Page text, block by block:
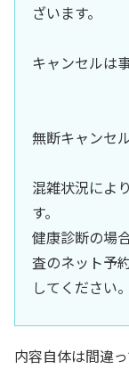
ざいます。
キャンセルは
無断キャンセ
混雑状況によ
す。
健康診断の場
査のネット予
してください。
内容自体は間違